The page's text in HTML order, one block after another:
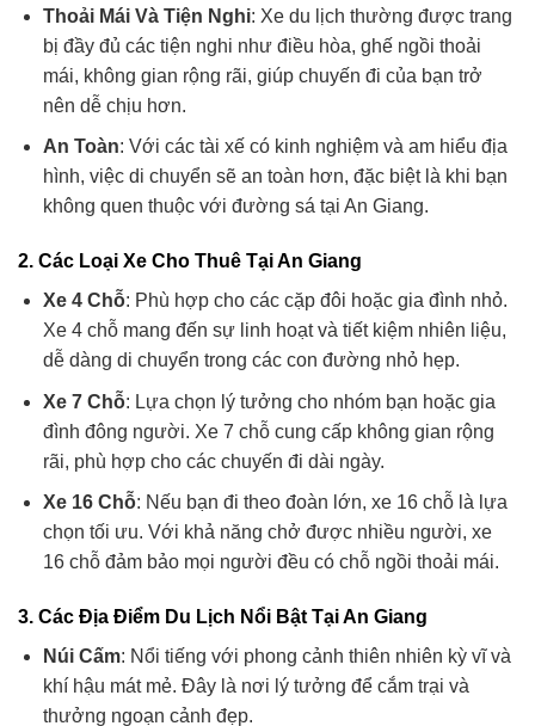
Thoải Mái Và Tiện Nghi: Xe du lịch thường được trang
bị đầy đủ các tiện nghi như điều hòa, ghế ngồi thoải
mái, không gian rộng rãi, giúp chuyến đi của bạn trở
nên dễ chịu hơn.
An Toàn: Với các tài xế có kinh nghiệm và am hiểu địa
hình, việc di chuyển sẽ an toàn hơn, đặc biệt là khi bạn
không quen thuộc với đường sá tại An Giang.
2. Các Loại Xe Cho Thuê Tại An Giang
Xe 4 Chỗ: Phù hợp cho các cặp đôi hoặc gia đình nhỏ.
Xe 4 chỗ mang đến sự linh hoạt và tiết kiệm nhiên liệu,
dễ dàng di chuyển trong các con đường nhỏ hẹp.
Xe 7 Chỗ: Lựa chọn lý tưởng cho nhóm bạn hoặc gia
đình đông người. Xe 7 chỗ cung cấp không gian rộng
rãi, phù hợp cho các chuyến đi dài ngày.
Xe 16 Chỗ: Nếu bạn đi theo đoàn lớn, xe 16 chỗ là lựa
chọn tối ưu. Với khả năng chở được nhiều người, xe
16 chỗ đảm bảo mọi người đều có chỗ ngồi thoải mái.
3. Các Địa Điểm Du Lịch Nổi Bật Tại An Giang
Núi Cấm: Nổi tiếng với phong cảnh thiên nhiên kỳ vĩ và
khí hậu mát mẻ. Đây là nơi lý tưởng để cắm trại và
thưởng ngoạn cảnh đẹp.